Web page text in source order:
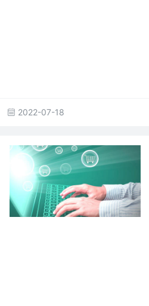
2022-07-18